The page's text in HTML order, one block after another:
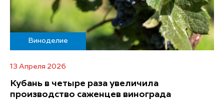
Виноделие
13 Апреля 2026
Кубань в четыре раза увеличила
производство саженцев винограда